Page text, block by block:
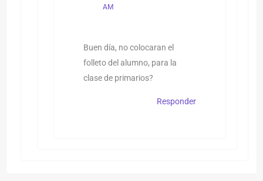
AM
Buen día, no colocaran el
folleto del alumno, para la
clase de primarios?
Responder